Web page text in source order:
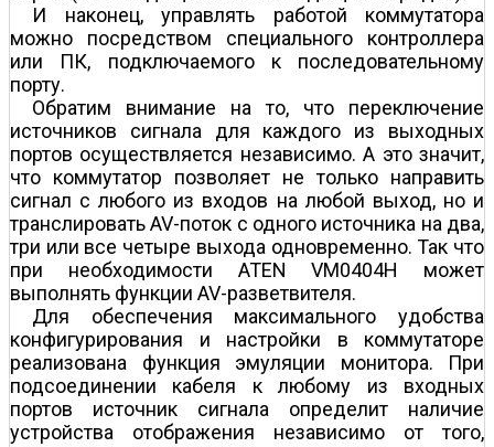
И наконец, управлять работой коммутатора
можно посредством специального контроллера
или ПК, подключаемого к последовательному
порту.
Обратим внимание на то, что переключение
источников сигнала для каждого из выходных
портов осуществляется независимо. А это значит,
что коммутатор позволяет не только направить
сигнал с любого из входов на любой выход, но и
транслировать AV-поток с одного источника на два,
три или все четыре выхода одновременно. Так что
при необходимости ATEN VM0404H может
выполнять функции AV-разветвителя.
Для обеспечения максимального удобства
конфигурирования и настройки в коммутаторе
реализована функция эмуляции монитора. При
подсоединении кабеля к любому из входных
портов источник сигнала определит наличие
устройства отображения независимо от того,